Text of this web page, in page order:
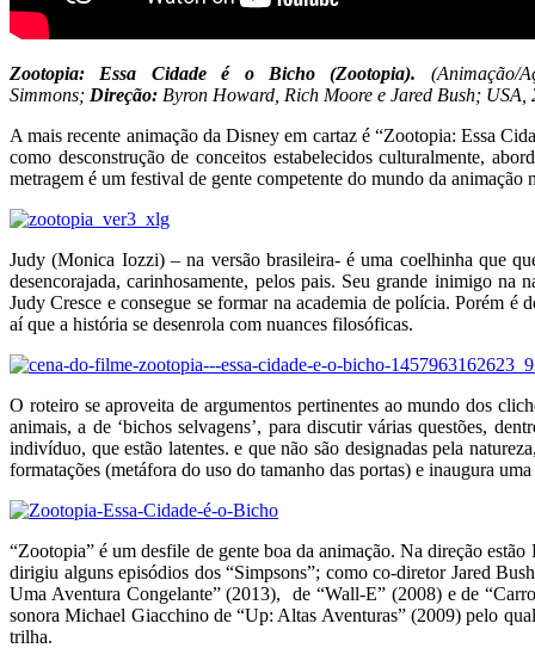
Zootopia: Essa Cidade é o Bicho (Zootopia). (Animação/
Simmons; Direção: Byron Howard, Rich Moore e Jared Bush; USA,
A mais recente animação da Disney em cartaz é “Zootopia: Essa
como desconstrução de conceitos estabelecidos culturalmente,
metragem é um festival de gente competente do mundo da animação
Judy (Monica Iozzi) – na versão brasileira- é uma coelhinha que
desencorajada, carinhosamente, pelos pais. Seu grande inimigo na
Judy Cresce e consegue se formar na academia de polícia. Porém
aí que a história se desenrola com nuances filosóficas.
O roteiro se aproveita de argumentos pertinentes ao mundo dos
animais, a de ‘bichos selvagens’, para discutir várias questões,
indivíduo, que estão latentes. e que não são designadas pela
formatações (metáfora do uso do tamanho das portas) e inaugura
“Zootopia” é um desfile de gente boa da animação. Na direção
dirigiu alguns episódios dos “Simpsons”; como co-diretor Jared
Uma Aventura Congelante” (2013), de “Wall-E” (2008) e de
sonora Michael Giacchino de “Up: Altas Aventuras” (2009) pelo
trilha.